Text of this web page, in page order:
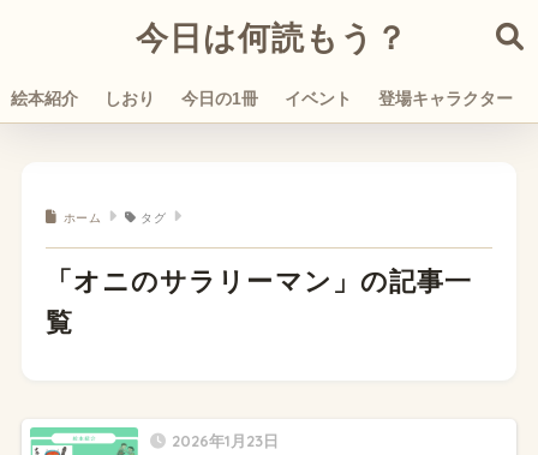
今日は何読もう？
絵本紹介 しおり 今日の1冊 イベント 登場キャラクター
ホーム タグ
「オニのサラリーマン」の記事一
覧
2026年1月23日